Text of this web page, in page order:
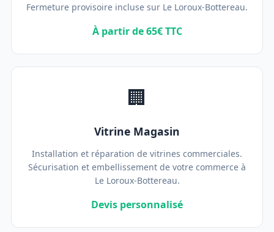
Fermeture provisoire incluse sur Le Loroux-Bottereau.
À partir de 65€ TTC
🏢
Vitrine Magasin
Installation et réparation de vitrines commerciales.
Sécurisation et embellissement de votre commerce à
Le Loroux-Bottereau.
Devis personnalisé